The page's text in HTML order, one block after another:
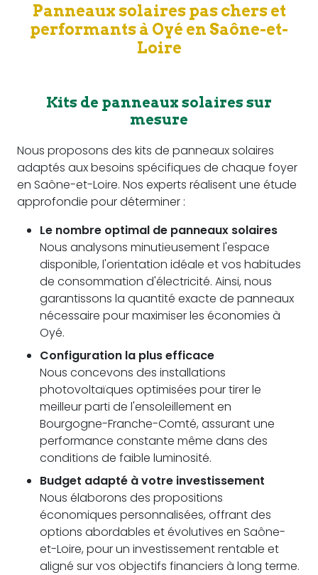
Panneaux solaires pas chers et
performants à Oyé en Saône-et-
Loire
Kits de panneaux solaires sur
mesure
Nous proposons des kits de panneaux solaires
adaptés aux besoins spécifiques de chaque foyer
en Saône-et-Loire. Nos experts réalisent une étude
approfondie pour déterminer :
Le nombre optimal de panneaux solaires
Nous analysons minutieusement l'espace
disponible, l'orientation idéale et vos habitudes
de consommation d'électricité. Ainsi, nous
garantissons la quantité exacte de panneaux
nécessaire pour maximiser les économies à
Oyé.
Configuration la plus efficace
Nous concevons des installations
photovoltaïques optimisées pour tirer le
meilleur parti de l'ensoleillement en
Bourgogne-Franche-Comté, assurant une
performance constante même dans des
conditions de faible luminosité.
Budget adapté à votre investissement
Nous élaborons des propositions
économiques personnalisées, offrant des
options abordables et évolutives en Saône-
et-Loire, pour un investissement rentable et
aligné sur vos objectifs financiers à long terme.